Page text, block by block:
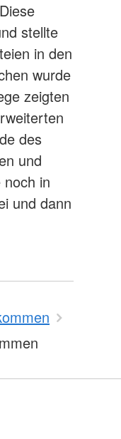
stellte
in den
wurde
zeigten
des
und
in
und dann